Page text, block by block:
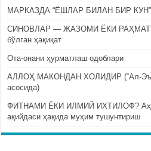
МАРКАЗДА “ЁШЛАР БИЛАН БИР КУН”
СИНОВЛАР — ЖАЗОМИ ЁКИ РАҲМАТ?
бўлган ҳақиқат
Ота-онани ҳурматлаш одоблари
АЛЛОҲ МАКОНДАН ХОЛИДИР (“Ал-
асосида)
ФИТНАМИ ЁКИ ИЛМИЙ ИХТИЛОФ?
ақийдаси ҳақида муҳим тушунтириш